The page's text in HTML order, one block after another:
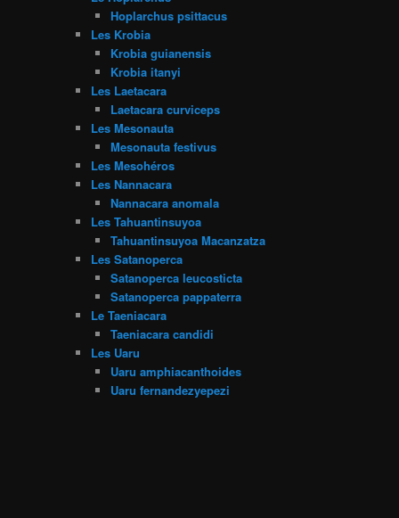
Hoplarchus psittacus
Les Krobia
Krobia guianensis
Krobia itanyi
Les Laetacara
Laetacara curviceps
Les Mesonauta
Mesonauta festivus
Les Mesohéros
Les Nannacara
Nannacara anomala
Les Tahuantinsuyoa
Tahuantinsuyoa Macanzatza
Les Satanoperca
Satanoperca leucosticta
Satanoperca pappaterra
Le Taeniacara
Taeniacara candidi
Les Uaru
Uaru amphiacanthoides
Uaru fernandezyepezi